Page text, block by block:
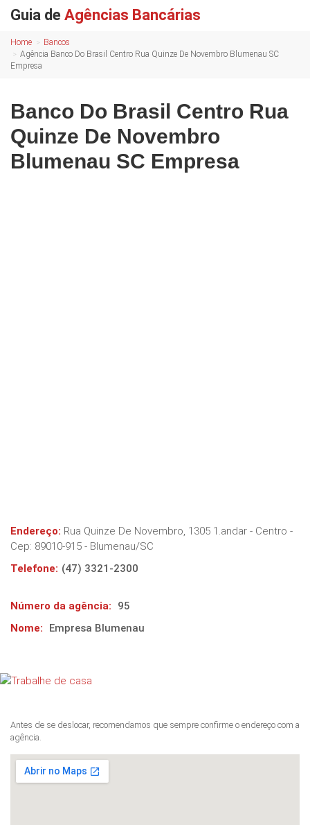
Guia de Agências Bancárias
Home
Bancos
Agência Banco Do Brasil Centro Rua Quinze De Novembro Blumenau SC
Empresa
Banco Do Brasil Centro Rua
Quinze De Novembro
Blumenau SC Empresa
Endereço: Rua Quinze De Novembro, 1305 1.andar - Centro -
Cep: 89010-915 - Blumenau/SC
Telefone: (47) 3321-2300
Número da agência:
95
Nome:
Empresa Blumenau
Antes de se deslocar, recomendamos que sempre confirme o endereço com a
agência.